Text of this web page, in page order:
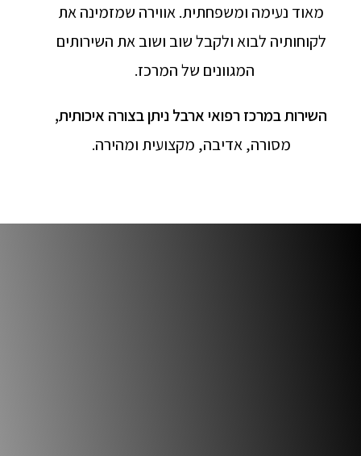
מאוד נעימה ומשפחתית. אווירה שמזמינה את
לקוחותיה לבוא ולקבל שוב ושוב את השירותים
המגוונים של המרכז.
השירות במרכז רפואי ארבל ניתן בצורה איכותית,
מסורה, אדיבה, מקצועית ומהירה.